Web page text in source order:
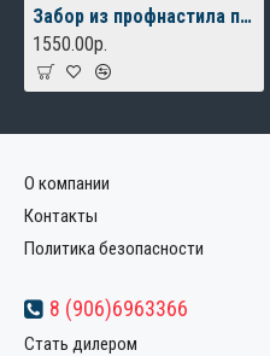
Забор из профнастила под дерево каменная береза
1550.00р.
О компании
Контакты
Политика безопасности
8 (906)6963366
Стать дилером